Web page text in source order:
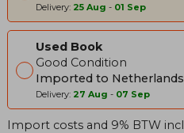
Delivery: 25 Aug - 01 Sep
Used Book
Good Condition
Imported to Netherlands
Delivery: 27 Aug - 07 Sep
Import costs and 9% BTW